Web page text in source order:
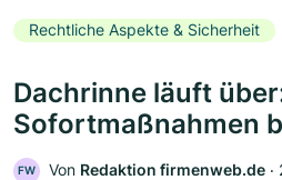
Rechtliche Aspekte & Sicherheit
Dachrinne läuft
Sofortmaßnahmen
FW Von Redaktion firmenweb.de ‧